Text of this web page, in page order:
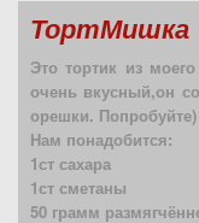
ТортМишка
Это тортик из
очень вкусный,он
орешки. Попробуйте)
Нам понадобится:
1ст сахара
1ст сметаны
50 грамм